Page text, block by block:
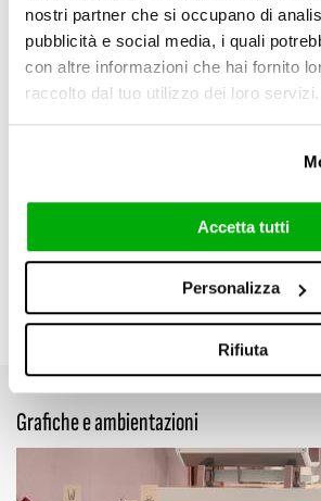
nostri partner che si occupano di
pubblicità e social media, i quali
con altre informazioni che hai fornito
raccolto dal tuo utilizzo dei loro servizi.
Accetta tutti
Personalizza
Rifiuta
Natural (NC)
6 mm / 0.24"
47.24" x 109.45"
120x120 cm
47.24" x 47.24"
60x120 cm
23.62" x 47.24"
Grafiche e ambientazioni